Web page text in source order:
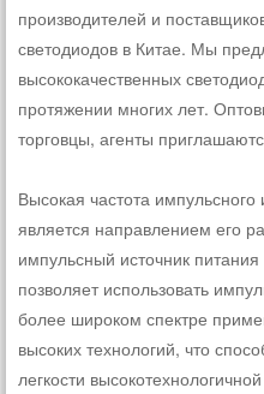
производителей и
светодиодов в Китае. Мы
высококачественных
протяжении многих лет.
торговцы, агенты
Высокая частота
является направлением его
импульсный источник
позволяет использовать
более широком спектре
высоких технологий, что
легкости